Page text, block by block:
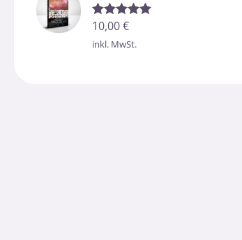
Bewertet mit
10,00€
inkl. MwSt.